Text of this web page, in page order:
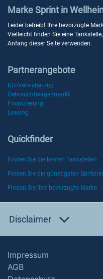
Marke Sprint in
Leider betreibt Ihre bevorzugte
Vielleicht finden Sie eine
Anfang dieser Seite verwenden.
Partnerangebote
Kfz-Versicherung
Gebrauchtwagenmarkt
Finanzierung
Leasing
Quickfinder
Finden Sie die besten Tankstellen
Finden Sie die günstigsten
Finden Sie Ihre bevorzugte Marke
Disclaimer
Impressum
AGB